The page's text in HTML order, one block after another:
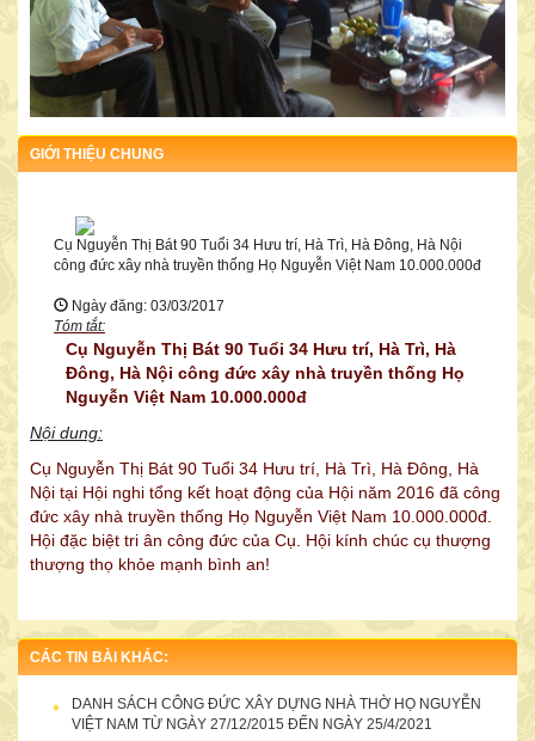
DANH SÁCH ĐƠN VỊ, CÁ NHÂN CÔNG ĐỨC CHO HỘI
tặng Hội 1.000.000đ
CÔNG TY TNHH MTV DV DL MINH KHÁNH
GIỚI THIỆU CHUNG
Cụ Nguyễn Thị Bát 90 Tuổi 34 Hưu trí, Hà Trì, Hà Đông, Hà Nội
công đức xây nhà truyền thống Họ Nguyễn Việt Nam 10.000.000đ
Ngày đăng: 03/03/2017
Tóm tắt:
Cụ Nguyễn Thị Bát 90 Tuổi 34 Hưu trí, Hà Trì, Hà
Đông, Hà Nội công đức xây nhà truyền thống Họ
Nguyễn Việt Nam 10.000.000đ
Nội dung:
Cụ Nguyễn Thị Bát 90 Tuổi 34 Hưu trí, Hà Trì, Hà Đông, Hà
Nội tại Hội nghi tổng kết hoạt động của Hội năm 2016 đã công
đức xây nhà truyền thống Họ Nguyễn Việt Nam 10.000.000đ.
Hội đặc biệt tri ân công đức của Cụ. Hội kính chúc cụ thượng
thượng thọ khỏe mạnh bình an!
CÁC TIN BÀI KHÁC:
DANH SÁCH CÔNG ĐỨC XÂY DỰNG NHÀ THỜ HỌ NGUYỄN
VIỆT NAM TỪ NGÀY 27/12/2015 ĐẾN NGÀY 25/4/2021